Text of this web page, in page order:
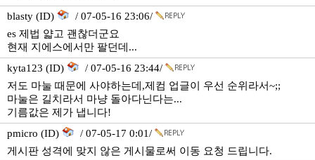
blasty (ID)
/ 07-05-16 23:06/
es 제법 얇고 괜찮더군요
현재 지에스에서만 팔던데...
kyta123 (ID)
/ 07-05-16 23:44/
저도 마눌 때문에 사야하는데,제컴 업글이 우선 순위라서~;;
마눌은 길치라서 마냥 돌아다닌다는...
기름값은 제가 냅니다!
pmicro (ID)
/ 07-05-17 0:01/
게시판 성격에 맞지 않은 게시물로써 이동 요청 드립니다.